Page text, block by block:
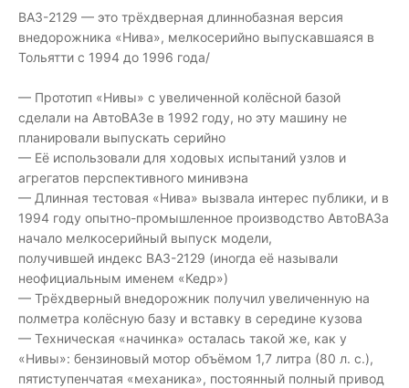
ВАЗ-2129 — это трёхдверная длиннобазная версия
внедорожника «Нива», мелкосерийно выпускавшаяся в
Тольятти с 1994 до 1996 года/
— Прототип «Нивы» с увеличенной колёсной базой
сделали на АвтоВАЗе в 1992 году, но эту машину не
планировали выпускать серийно
— Её использовали для ходовых испытаний узлов и
агрегатов перспективного минивэна
— Длинная тестовая «Нива» вызвала интерес публики, и в
1994 году опытно-промышленное производство АвтоВАЗа
начало мелкосерийный выпуск модели,
получившей индекс ВАЗ-2129 (иногда её называли
неофициальным именем «Кедр»)
— Трёхдверный внедорожник получил увеличенную на
полметра колёсную базу и вставку в середине кузова
— Техническая «начинка» осталась такой же, как у
«Нивы»: бензиновый мотор объёмом 1,7 литра (80 л. с.),
пятиступенчатая «механика», постоянный полный привод